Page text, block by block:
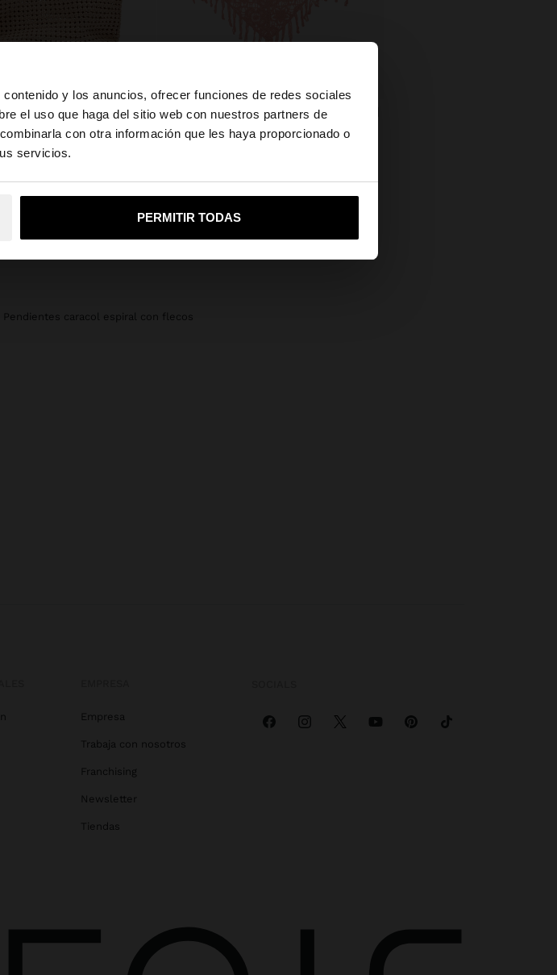
y los anuncios, ofrecer funciones de redes sociales
el uso que haga del sitio web con nuestros partners de
con otra información que les haya proporcionado o
servicios.
PERMITIR TODAS
×
ir a la web de United States?
la web de Ecuador Sí, llévame a United States
DE PIEL TRENZADA
$ 69,99
pendientes caracol espiral con flecos
Empresa
Trabaja con nosotros
Franchising
Newsletter
Tiendas